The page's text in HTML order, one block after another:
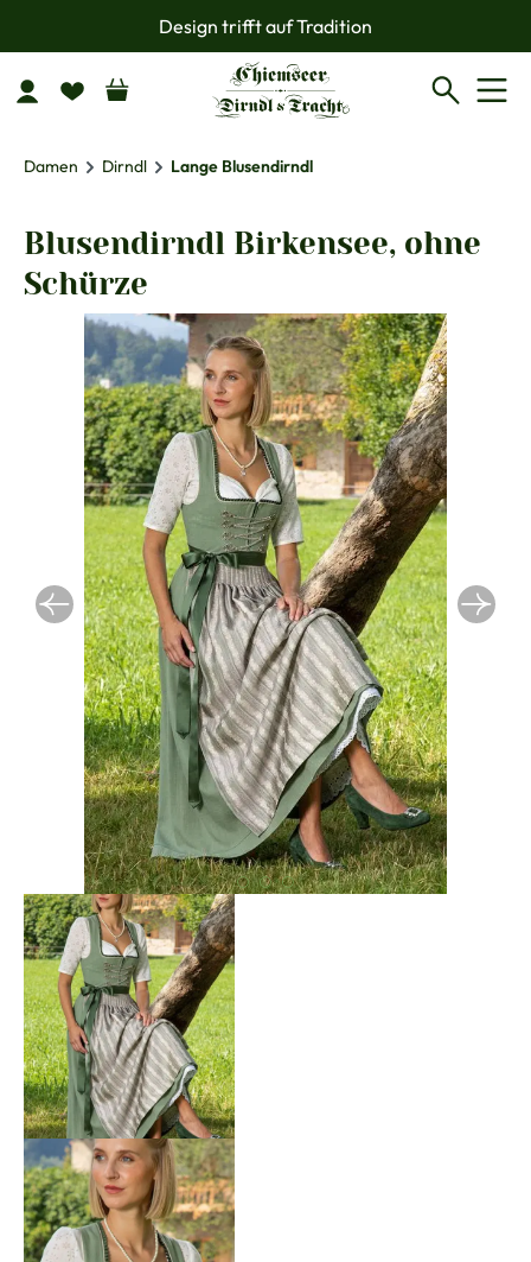
Zum Hauptinhalt springenDesign trifft auf Tradition
Damen Dirndl Lange Blusendirndl
Blusendirndl Birkensee, ohne
Schürze
Bildergalerie überspringen